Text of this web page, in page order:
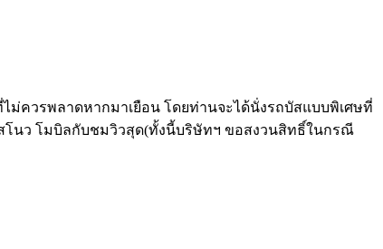
ควรพลาดหากมาเยือน โดยท่านจะได้นั่งรถบัสแบบพิเศษที่
โนว โมบิลกับชมวิวสุด(ทั้งนี้บริษัทฯ ขอสงวนสิทธิ์ในกรณี